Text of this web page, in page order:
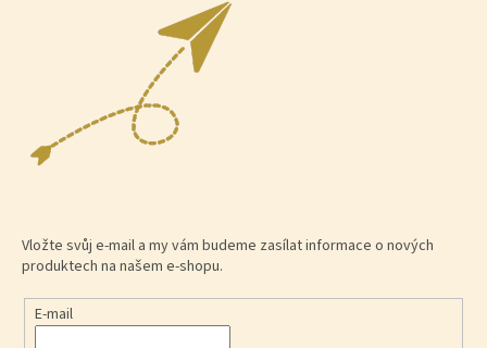
Vložte svůj e-mail a my vám budeme zasílat informace o nových
produktech na našem e-shopu.
E-mail